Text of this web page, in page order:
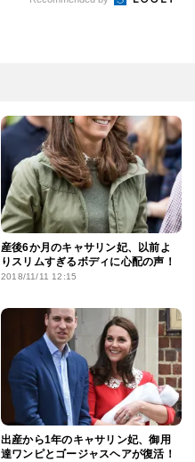
産後6か月のキャサリン妃、以前よ
りスリムすぎるボディに心配の声！
2018/11/11 12:15
出産から1年のキャサリン妃、御用
達ワンピとゴージャスヘアが復活！